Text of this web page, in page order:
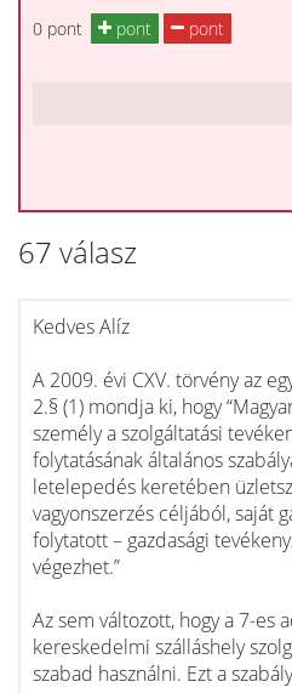
0 pont pont pont
67 válasz
Kedves Alíz
A 2009. évi CXV. törvény az
2.§ (1) mondja ki, hogy
személy a szolgáltatási
folytatásának általános
letelepedés keretében
vagyonszerzés céljából, saját
folytatott – gazdasági
végezhet.”
Az sem változott, hogy a 7-es
kereskedelmi szálláshely
szabad használni. Ezt a